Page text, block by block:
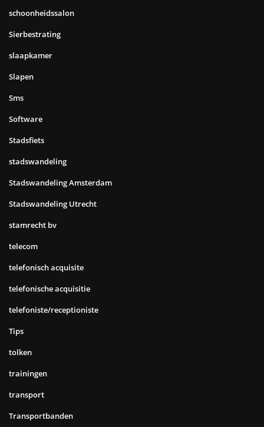
schoonheidssalon
Sierbestrating
slaapkamer
Slapen
Sms
Software
Stadsfiets
stadswandeling
Stadswandeling Amsterdam
Stadswandeling Utrecht
stamrecht bv
telecom
telefonisch acquisite
telefonische acquisitie
telefoniste/receptioniste
Tips
tolken
trainingen
transport
Transportbanden